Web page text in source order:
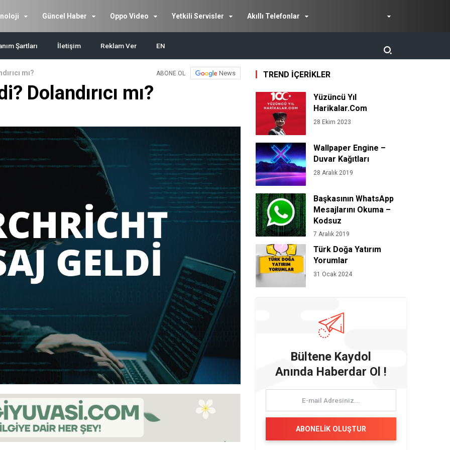
Güncel Haber Oppo Video Yetkili Servisler Akıllı Telefonlar
Şartları İletişim Reklam Ver EN
mı? ABONE OL News
Dolandırıcı mı?
TREND İÇERİKLER
Yüzüncü Yıl
Harikalar.Com
28 Ekim 2023
Wallpaper Engine –
Duvar Kağıtları
28 Aralık 2019
Başkasının WhatsApp
Mesajlarını Okuma –
Kodsuz
7 Aralık 2019
Türk Doğa Yatırım
Yorumlar
31 Ocak 2024
Bültene Kaydol
Anında Haberdar Ol !
ABONELİK OLUŞTUR